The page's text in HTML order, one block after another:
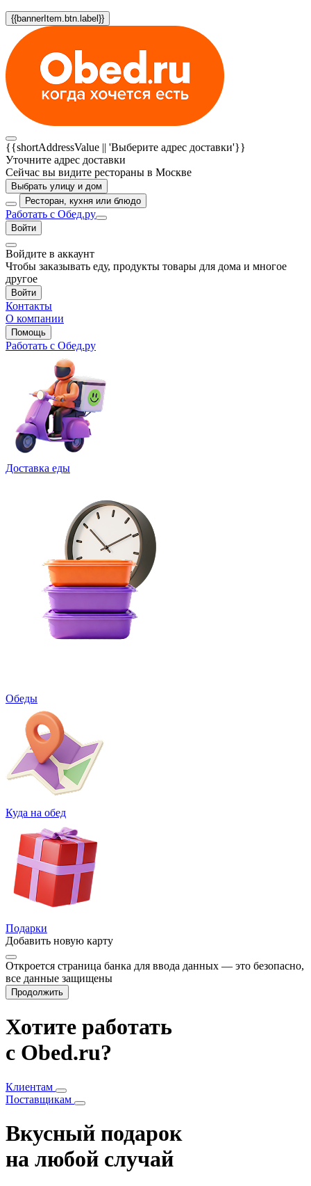
{{bannerItem.btn.label}}
{{shortAddressValue || 'Выберите адрес доставки'}}
Уточните адрес доставки
Сейчас вы видите рестораны в Москве
Выбрать улицу и дом
Ресторан, кухня или блюдо
Работать с Обед.ру
Войти
Войдите в аккаунт
Чтобы заказывать еду, продукты товары для дома и многое
другое
Войти
Контакты
О компании
Помощь
Работать с Обед.ру
Доставка еды
Обеды
Куда на обед
Подарки
Добавить новую карту
Откроется страница банка для ввода данных — это безопасно,
все данные защищены
Продолжить
Хотите работать
с Obed.ru?
Клиентам
Поставщикам
Вкусный подарок
на любой случай